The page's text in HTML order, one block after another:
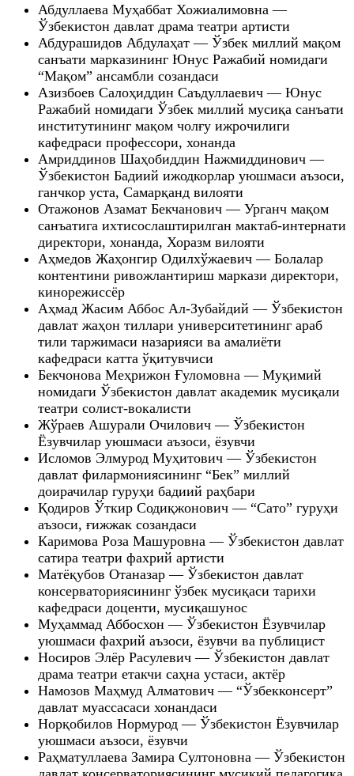
Абдуллаева Муҳаббат Хожиалимовна —
Ўзбекистон давлат драма театри артисти
Абдурашидов Абдулаҳат — Ўзбек миллий мақом
санъати марказининг Юнус Ражабий номидаги
“Мақом” ансамбли созандаси
Азизбоев Салоҳиддин Саъдуллаевич — Юнус
Ражабий номидаги Ўзбек миллий мусиқа санъати
институтининг мақом чолғу ижрочилиги
кафедраси профессори, хонанда
Амриддинов Шаҳобиддин Нажмиддинович —
Ўзбекистон Бадиий ижодкорлар уюшмаси аъзоси,
ганчкор уста, Самарқанд вилояти
Отажонов Азамат Бекчанович — Урганч мақом
санъатига ихтисослаштирилган мактаб-интернати
директори, хонанда, Хоразм вилояти
Аҳмедов Жаҳонгир Одилхўжаевич — Болалар
контентини ривожлантириш маркази директори,
кинорежиссёр
Аҳмад Жасим Аббос Ал-Зубайдий — Ўзбекистон
давлат жаҳон тиллари университетининг араб
тили таржимаси назарияси ва амалиёти
кафедраси катта ўқитувчиси
Бекчонова Меҳрижон Ғуломовна — Муқимий
номидаги Ўзбекистон давлат академик мусиқали
театри солист-вокалисти
Жўраев Ашурали Очилович — Ўзбекистон
Ёзувчилар уюшмаси аъзоси, ёзувчи
Исломов Элмурод Муҳитович — Ўзбекистон
давлат филармониясининг “Бек” миллий
доирачилар гуруҳи бадиий раҳбари
Қодиров Ўткир Содиқжонович — “Сато” гуруҳи
аъзоси, ғижжак созандаси
Каримова Роза Машуровна — Ўзбекистон давлат
сатира театри фахрий артисти
Матёқубов Отаназар — Ўзбекистон давлат
консерваториясининг ўзбек мусиқаси тарихи
кафедраси доценти, мусиқашунос
Муҳаммад Аббосхон — Ўзбекистон Ёзувчилар
уюшмаси фахрий аъзоси, ёзувчи ва публицист
Носиров Элёр Расулевич — Ўзбекистон давлат
драма театри етакчи саҳна устаси, актёр
Намозов Маҳмуд Алматович — “Ўзбекконсерт”
давлат муассасаси хонандаси
Норқобилов Нормурод — Ўзбекистон Ёзувчилар
уюшмаси аъзоси, ёзувчи
Раҳматуллаева Замира Султоновна — Ўзбекистон